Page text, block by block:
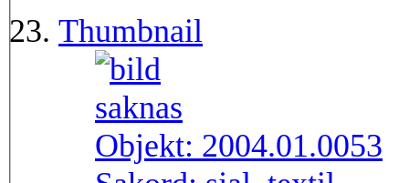
Thumbnail
Objekt: 2004.01.0053